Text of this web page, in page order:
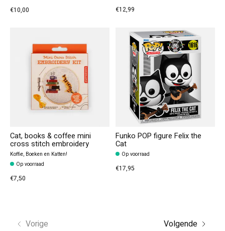
€10,00 €12,99
Cat, books & coffee mini
cross stitch embroidery
Koffie, Boeken en Katten!
Op voorraad
€7,50
Funko POP figure Felix the
Cat
Op voorraad
€17,95
Vorige Volgende